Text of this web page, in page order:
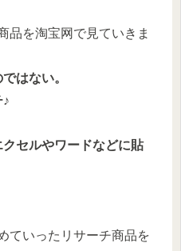
品を淘宝网で見ていきま
はない。
セルやワードなどに貼
ていったリサーチ商品を